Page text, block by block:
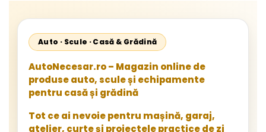
Auto · Scule · Casă & Grădină
AutoNecesar.ro – Magazin online de
produse auto, scule și echipamente
pentru casă și grădină
Tot ce ai nevoie pentru mașină, garaj,
atelier, curte și proiectele practice de zi